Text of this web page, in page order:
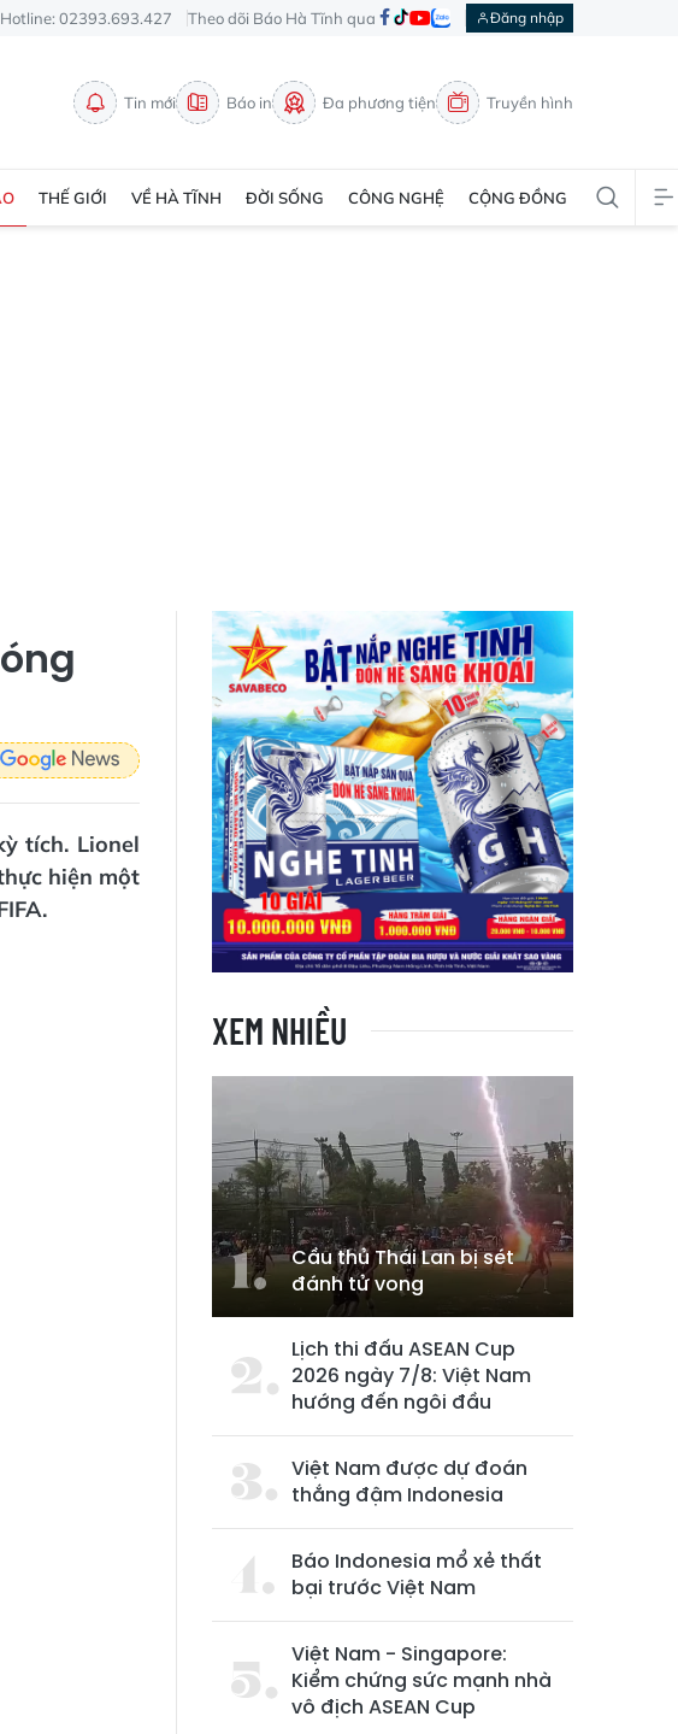
Hotline: 02393.693.427 Theo dõi Báo Hà Tĩnh qua Đăng nhập
Tin mới Báo in Đa phương tiện Truyền hình
THẾ GIỚI VỀ HÀ TĨNH ĐỜI SỐNG CÔNG NGHỆ CỘNG ĐỒNG
tích. Lionel
hiện một
XEM NHIỀU
Cầu thủ Thái Lan bị sét
đánh tử vong
Lịch thi đấu ASEAN Cup
2026 ngày 7/8: Việt Nam
hướng đến ngôi đầu
Việt Nam được dự đoán
thắng đậm Indonesia
Báo Indonesia mổ xẻ thất
bại trước Việt Nam
Việt Nam - Singapore:
Kiểm chứng sức mạnh nhà
vô địch ASEAN Cup